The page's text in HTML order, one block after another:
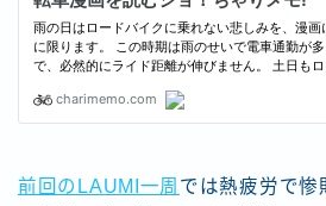
前回のLAUMI一周 では熱疲労で惨